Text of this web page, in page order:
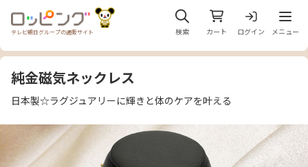
テレビ朝日グループの通販サイト 検索 カート ログイン
メニ
メニュー
純金磁気ネックレス
日本製☆ラグジュアリーに輝きと体のケアを叶える